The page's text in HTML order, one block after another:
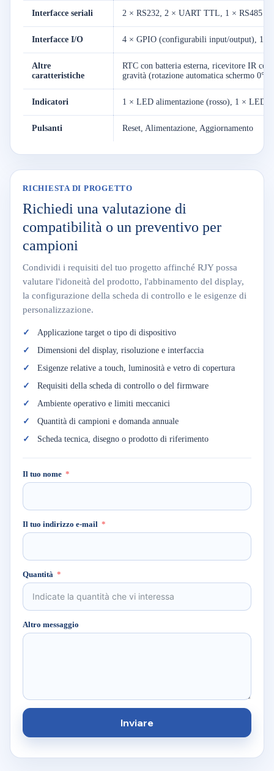
Interfacce seriali 2 × RS232, 2 × UART TTL, 1 × RS485
Interfacce I/O 4 × GPIO (configurabili input/output), 1 ×
Altre
caratteristiche
RTC con batteria esterna, ricevitore IR con
gravità (rotazione automatica schermo 0°/
Indicatori 1 × LED alimentazione (rosso), 1 × LED
Pulsanti Reset, Alimentazione, Aggiornamento
RICHIESTA DI PROGETTO
Richiedi una valutazione di
compatibilità o un preventivo per
campioni
Condividi i requisiti del tuo progetto affinché RJY possa
valutare l'idoneità del prodotto, l'abbinamento del display,
la configurazione della scheda di controllo e le esigenze di
personalizzazione.
Applicazione target o tipo di dispositivo
Dimensioni del display, risoluzione e interfaccia
Esigenze relative a touch, luminosità e vetro di copertura
Requisiti della scheda di controllo o del firmware
Ambiente operativo e limiti meccanici
Quantità di campioni e domanda annuale
Scheda tecnica, disegno o prodotto di riferimento
Il tuo nome
Il tuo indirizzo e-mail
Quantità
Altro messaggio
Inviare